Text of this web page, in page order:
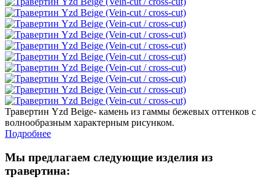
Травертин Yzd Beige- камень из гаммы бежевых оттенков с
волнообразным характерным рисунком.
Подробнее
Мы предлагаем следующие изделия из
травертина: